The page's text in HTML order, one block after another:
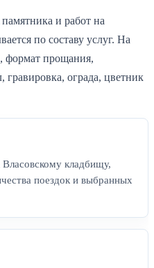
и работ на
по составу услуг. На
формат прощания,
ограда, цветник
кладбищу,
поездок и выбранных